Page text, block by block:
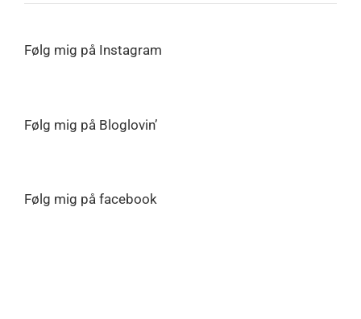
Følg mig på Instagram
Følg mig på Bloglovin’
Følg mig på facebook